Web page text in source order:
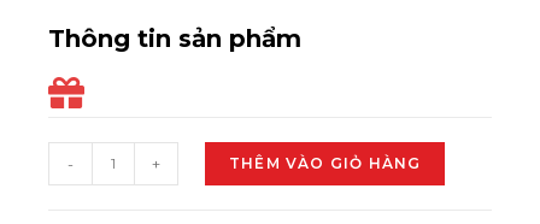
Thông tin sản phẩm
- + THÊM VÀO GIỎ HÀNG